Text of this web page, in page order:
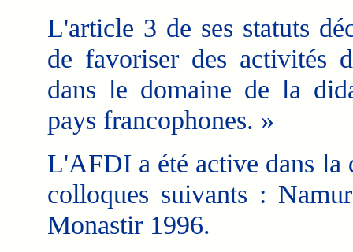
L'article 3 de ses statuts
de favoriser des activités
dans le domaine de la
pays francophones. »
L'AFDI a été active dans la
colloques suivants :
Monastir 1996.